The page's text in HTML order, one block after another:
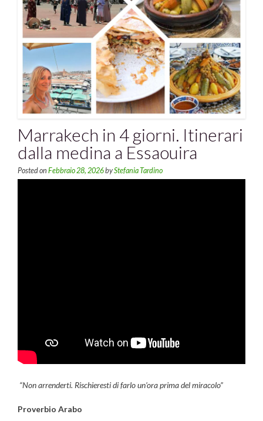
Marrakech in 4 giorni. Itinerari
dalla medina a Essaouira
Posted on Febbraio 28, 2026byStefania Tardino
“Non arrenderti. Rischieresti di farlo un’ora prima del miracolo”
Proverbio Arabo